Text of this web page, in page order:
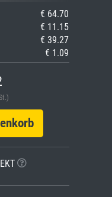
€ 64.70
€ 11.15
€ 39.27
€ 1.09